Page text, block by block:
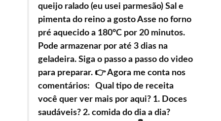
queijo ralado (eu usei parmesão) Sal e
pimenta do reino a gosto Asse no forno
pré aquecido a 180°C por 20 minutos.
Pode armazenar por até 3 dias na
geladeira. Siga o passo a passo do video
para preparar. 👉 Agora me conta nos
comentários: Qual tipo de receita
você quer ver mais por aqui? 1. Doces
saudáveis? 2. comida do dia a dia?